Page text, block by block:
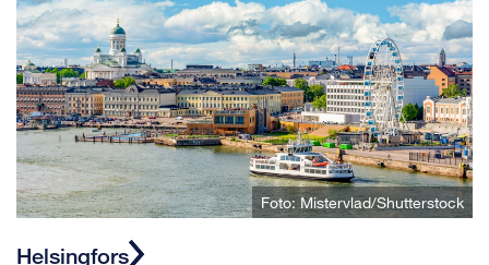
Foto: Mistervlad/Shutterstock
Helsingfors